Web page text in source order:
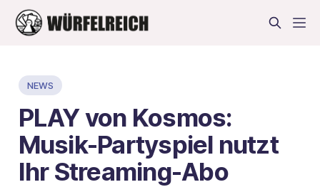
NEWS
PLAY von Kosmos:
Musik-Partyspiel nutzt
Ihr Streaming-Abo